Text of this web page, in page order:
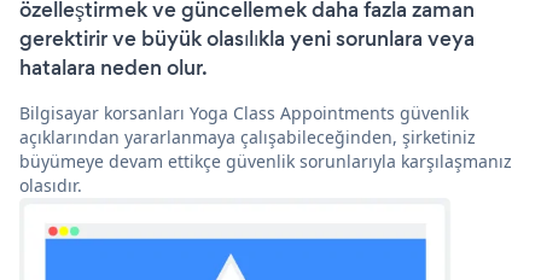
özelleştirmek ve güncellemek daha fazla zaman
gerektirir ve büyük olasılıkla yeni sorunlara veya
hatalara neden olur.
Bilgisayar korsanları Yoga Class Appointments güvenlik
açıklarından yararlanmaya çalışabileceğinden, şirketiniz
büyümeye devam ettikçe güvenlik sorunlarıyla karşılaşmanız
olasıdır.